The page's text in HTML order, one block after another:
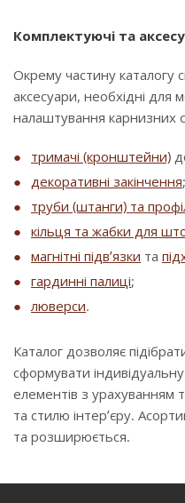
Комплектуючі та
Окрему частину каталогу
аксесуари, необхідні для
налаштування карнизних
тримачі (кронштейни)
декоративні закінчення;
труби (штанги) та
кільця та жабки для
магнітні підв’язки та
гардинні палиці;
люверси.
Каталог дозволяє
сформувати
елементів з урахуванням
та стилю інтер’єру.
та розширюється.